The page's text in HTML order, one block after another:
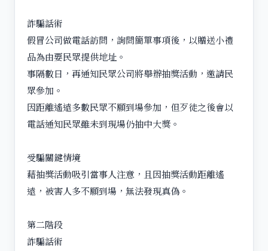
詐騙話術
假冒公司做電話訪問，詢問簡單事項後，以贈送小禮
品為由要民眾提供地址。
事隔數日，再通知民眾公司將舉辦抽獎活動，邀請民
眾參加。
因距離遙遠多數民眾不願到場參加，但歹徒之後會以
電話通知民眾雖未到現場仍抽中大獎。
受騙關鍵情境
藉抽獎活動吸引當事人注意，且因抽獎活動距離遙
遠，被害人多不願到場，無法發現真偽。
第二階段
詐騙話術